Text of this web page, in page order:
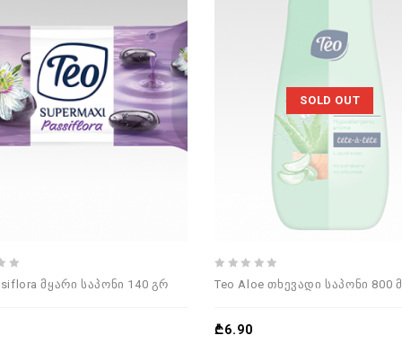
მყარი საპონი 140 გრ
SOLD OUT
5
Teo Aloe თხევადი საპონი 800
₾6.90